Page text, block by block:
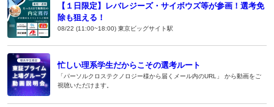
【１日限定】レバレジーズ・サイボウズ等が参画！選考免
除も狙える！
08/22 (11:00~18:00) 東京ビッグサイト駅
忙しい理系学生だからこその選考ルート
「パーソルクロステクノロジー様から届くメール内のURL」 から動画をご
視聴いただけます。